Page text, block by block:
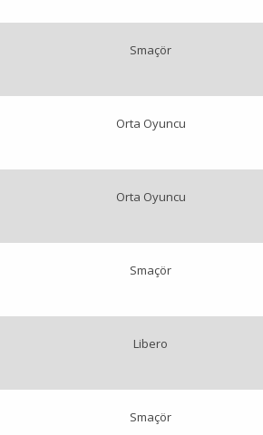
Smaçör
Orta Oyuncu
Orta Oyuncu
Smaçör
Libero
Smaçör